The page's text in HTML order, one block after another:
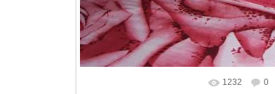
В реальном размере
1232 0